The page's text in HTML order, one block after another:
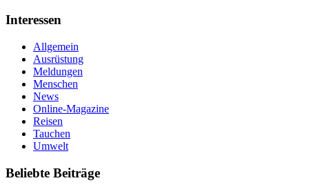
Interessen
Allgemein
Ausrüstung
Meldungen
Menschen
News
Online-Magazine
Reisen
Tauchen
Umwelt
Beliebte Beiträge